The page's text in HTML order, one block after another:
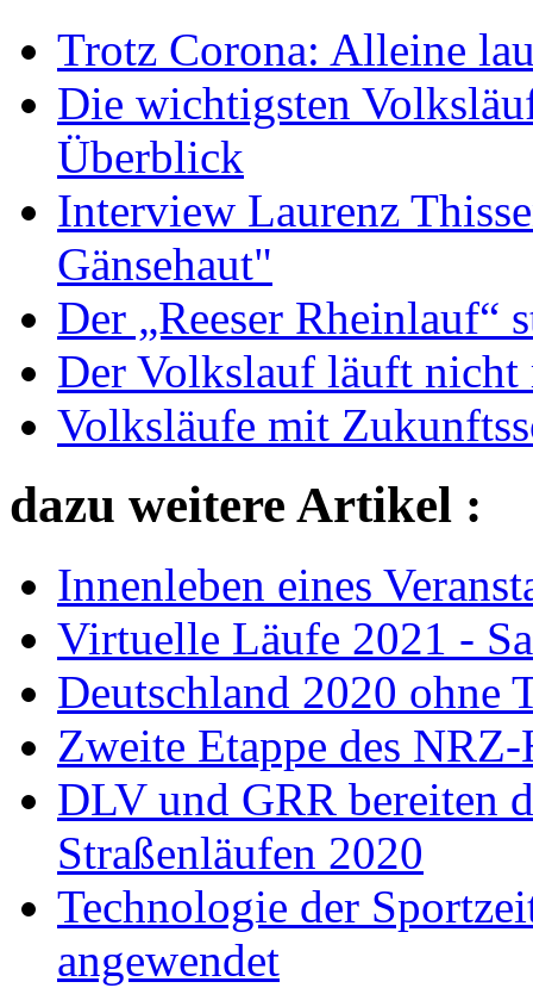
Trotz Corona: Alleine
Die wichtigsten
Überblick
Interview Laurenz
Gänsehaut"
Der „Reeser Rheinlauf“
Der Volkslauf läuft nicht
Volksläufe mit
dazu weitere Artikel :
Innenleben eines
Virtuelle Läufe 2021 -
Deutschland 2020 ohne
Zweite Etappe des
DLV und GRR bereiten
Straßenläufen 2020
Technologie der
angewendet